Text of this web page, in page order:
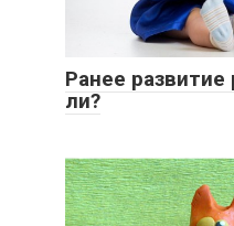
Ранее
ли?